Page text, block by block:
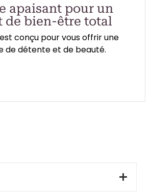
apaisant pour un
de bien-être total
conçu pour vous offrir une
de détente et de beauté.